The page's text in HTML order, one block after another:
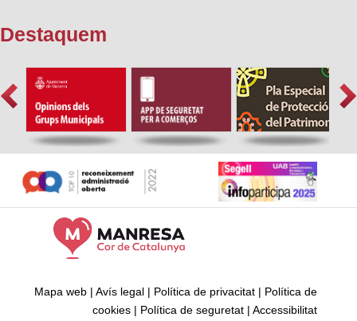
Destaquem
Mapa web | Avís legal | Política de privacitat | Política de
cookies | Política de seguretat | Accessibilitat